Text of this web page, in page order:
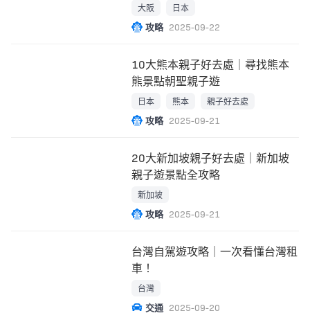
指南！
大阪 日本
攻略 2025-09-22
10大熊本親子好去處｜尋找熊本
熊景點朝聖親子遊
日本 熊本 親子好去處
攻略 2025-09-21
20大新加坡親子好去處｜新加坡
親子遊景點全攻略
新加坡
攻略 2025-09-21
台灣自駕遊攻略｜一次看懂台灣租
車！
台灣
交通 2025-09-20